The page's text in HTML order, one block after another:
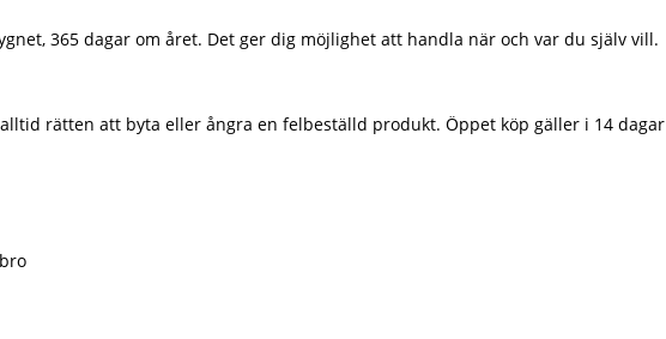
365 dagar om året. Det ger dig möjlighet att handla när och var du själv vill.
rätten att byta eller ångra en felbeställd produkt. Öppet köp gäller i 14